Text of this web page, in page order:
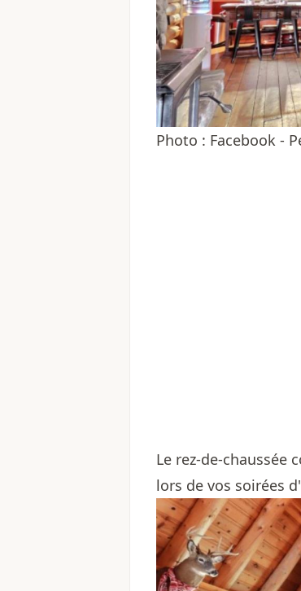
Photo : Facebook -
Le rez-de-chaussée
lors de vos soirées